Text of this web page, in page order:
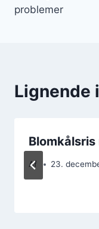
problemer
Lignende
Af 23.